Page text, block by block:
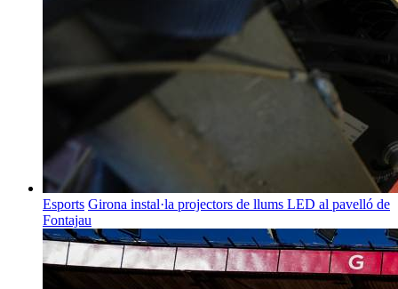
Esports Girona instal·la projectors de llums LED al pavelló de
Fontajau